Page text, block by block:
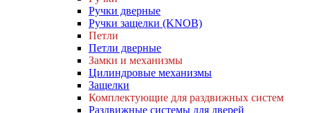
Ручки дверные
Ручки защелки (KNOB)
Петли
Петли дверные
Замки и механизмы
Цилиндровые механизмы
Защелки
Комплектующие для раздвижных систем
Раздвижные системы для дверей